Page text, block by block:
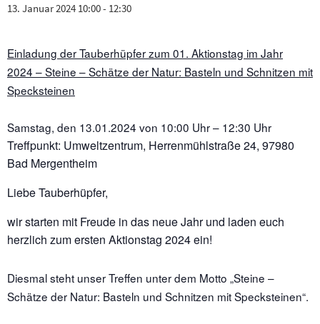
13. Januar 2024 10:00- 12:30
Einladung der Tauberhüpfer zum 01. Aktionstag im Jahr
2024 –Steine – Schätze der Natur: Basteln und Schnitzen mit
Specksteinen
Samstag, den 13.01.2024 von 10:00 Uhr – 12:30 Uhr
Treffpunkt: Umweltzentrum, Herrenmühlstraße 24, 97980
Bad Mergentheim
Liebe Tauberhüpfer,
wir starten mit Freude in das neue Jahr und laden euch
herzlich zum ersten Aktionstag 2024 ein!
Diesmal steht unser Treffen unter dem Motto „Steine –
Schätze der Natur: Basteln und Schnitzen mit Specksteinen“.